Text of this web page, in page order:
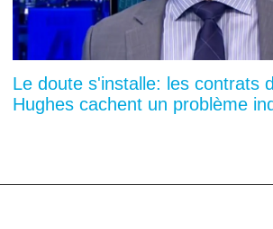
Le doute s'installe: les contrats
Hughes cachent un problème